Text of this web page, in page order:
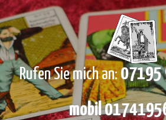
Rufen Sie mich an:07195
mobil